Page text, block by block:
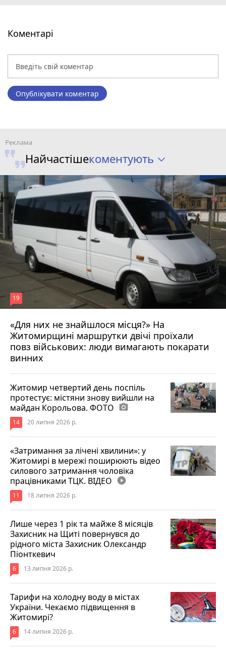
Коментарі
Опублікувати коментар
Найчастішекоментують
«Для них не знайшлося місця?» На
Житомирщині маршрутки двічі проїхали
повз військових: люди вимагають покарати
винних
19
17 липня 2026 р.
Житомир четвертий день поспіль
протестує: містяни знову вийшли на
майдан Корольова. ФОТО photo_camera
14 20 липня 2026 р.
«Затримання за лічені хвилини»: у
Житомирі в мережі поширюють відео
силового затримання чоловіка
працівниками ТЦК. ВІДЕО play_circle_filled
11 18 липня 2026 р.
Лише через 1 рік та майже 8 місяців
Захисник на Щиті повернувся до
рідного міста Захисник Олександр
Піонткевич
6 13 липня 2026 р.
Тарифи на холодну воду в містах
України. Чекаємо підвищення в
Житомирі?
6 14 липня 2026 р.